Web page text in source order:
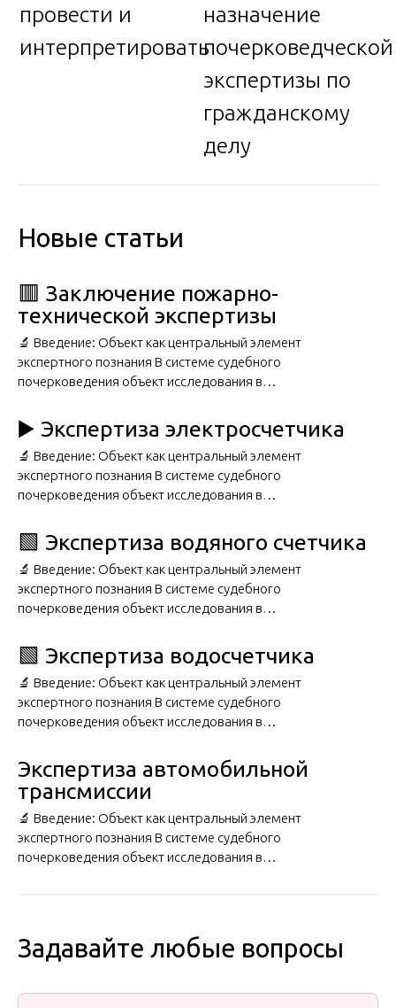
провести и
интерпретировать
назначение
почерковедческой
экспертизы по
гражданскому
делу
Новые статьи
🟥 Заключение пожарно-
технической экспертизы
🔬 Введение: Объект как центральный элемент
экспертного познания В системе судебного
почерковедения объект исследования в…
▶️ Экспертиза электросчетчика
🔬 Введение: Объект как центральный элемент
экспертного познания В системе судебного
почерковедения объект исследования в…
🟩 Экспертиза водяного счетчика
🔬 Введение: Объект как центральный элемент
экспертного познания В системе судебного
почерковедения объект исследования в…
🟩 Экспертиза водосчетчика
🔬 Введение: Объект как центральный элемент
экспертного познания В системе судебного
почерковедения объект исследования в…
Экспертиза автомобильной
трансмиссии
🔬 Введение: Объект как центральный элемент
экспертного познания В системе судебного
почерковедения объект исследования в…
Задавайте любые вопросы